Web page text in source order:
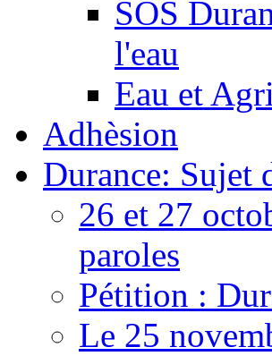
SOS
l'eau
Eau et
Adhèsion
Durance: Sujet
26 et 27
paroles
Pétition :
Le 25